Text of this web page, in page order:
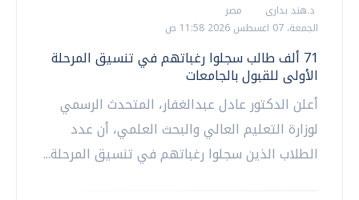
د.هند بدارى
مصر
الجمعة، 07 اغسطس 2026 11:58 ص
71 ألف طالب سجلوا رغباتهم في تنسيق المرحلة
الأولى للقبول بالجامعات
أعلن الدكتور عادل عبدالغفار، المتحدث الرسمي
لوزارة التعليم العالي والبحث العلمي، أن عدد
الطلاب الذين سجلوا رغباتهم في تنسيق المرحلة...